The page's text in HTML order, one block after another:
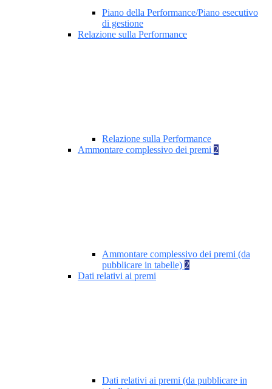
Piano della Performance/Piano esecutivo
di gestione
Relazione sulla Performance
Relazione sulla Performance
Ammontare complessivo dei premi 2
Ammontare complessivo dei premi (da
pubblicare in tabelle) 2
Dati relativi ai premi
Dati relativi ai premi (da pubblicare in